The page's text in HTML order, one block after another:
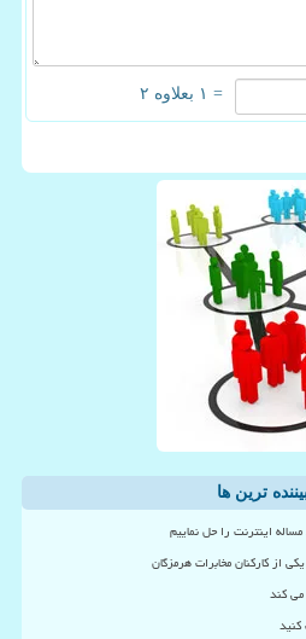
= ۱ بعلاوه ۲
ترین ها
اینترنت را حل نماییم
از کارکنان مخابرات هرمزگان
می کند
کنید